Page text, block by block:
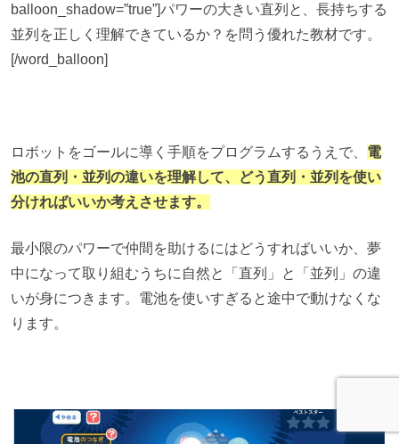
balloon_shadow=”true”]パワーの大きい直列と、長持ちする
並列を正しく理解できているか？を問う優れた教材です。
[/word_balloon]
ロボットをゴールに導く手順をプログラムするうえで、 電
池の直列・並列の違いを理解して、どう直列・並列を使い
分ければいいか考えさせます。
最小限のパワーで仲間を助けるにはどうすればいいか、夢
中になって取り組むうちに自然と「直列」と「並列」の違
いが身につきます。電池を使いすぎると途中で動けなくな
ります。